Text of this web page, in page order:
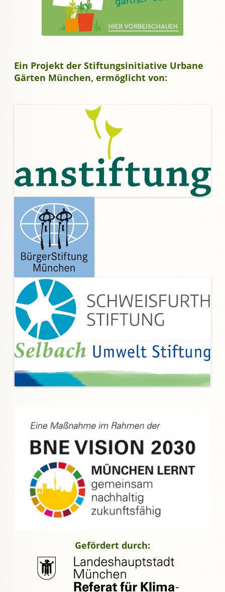
Ein Projekt der Stiftungsinitiative Urbane
Gärten München, ermöglicht von:
Gefördert durch: